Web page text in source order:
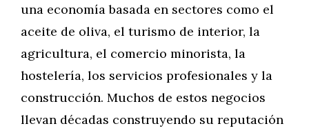
una economía basada en sectores como el
aceite de oliva, el turismo de interior, la
agricultura, el comercio minorista, la
hostelería, los servicios profesionales y la
construcción. Muchos de estos negocios
llevan décadas construyendo su reputación